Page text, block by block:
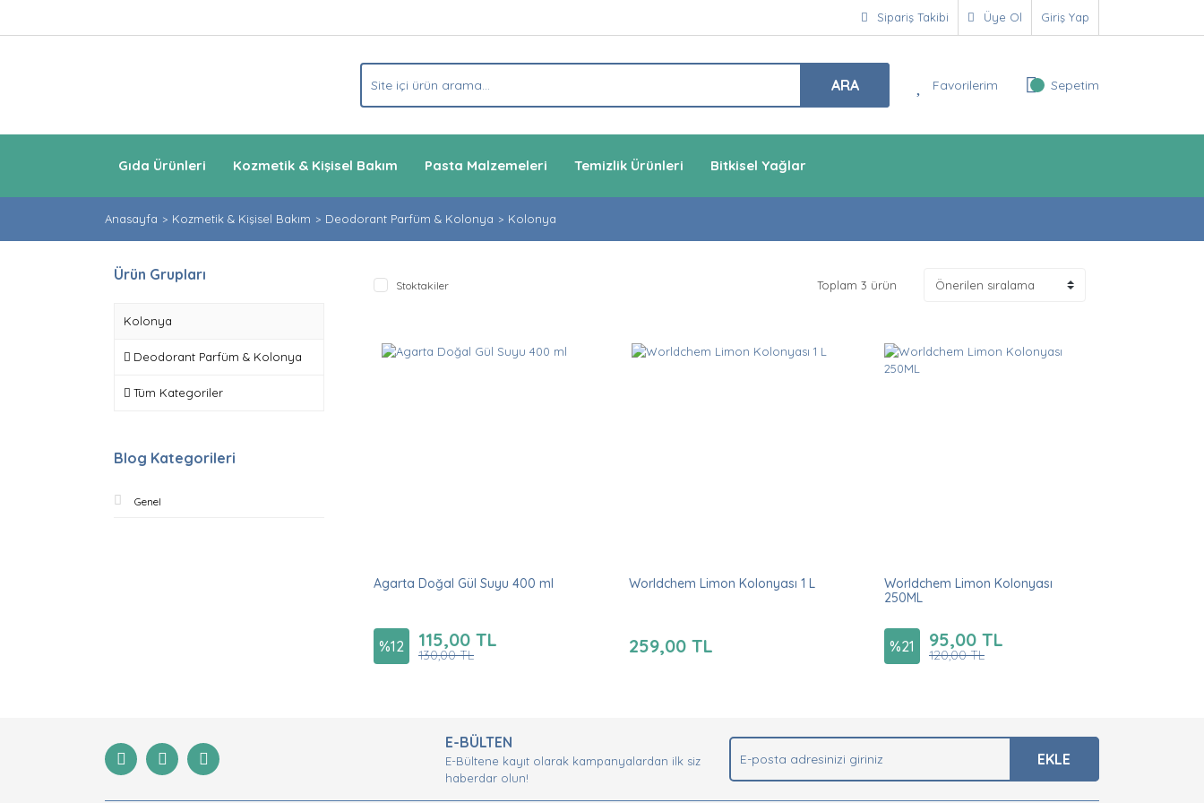
Sipariş Takibi Üye Ol Giriş Yap
ARA Favorilerim Sepetim
Gıda Ürünleri Kozmetik & Kişisel Bakım Pasta Malzemeleri Temizlik Ürünleri Bitkisel Yağlar
Anasayfa Kozmetik & Kişisel Bakım Deodorant Parfüm & Kolonya Kolonya
Ürün Grupları
Kolonya
Deodorant Parfüm & Kolonya
Tüm Kategoriler
Blog Kategorileri
Genel
Stoktakiler Toplam 3 ürün
Agarta Doğal Gül Suyu 400 ml
%12 115,00 TL
130,00 TL
Worldchem Limon Kolonyası 1 L
259,00 TL
Worldchem Limon Kolonyası
250ML
%21 95,00 TL
120,00 TL
E-BÜLTEN
E-Bültene kayıt olarak kampanyalardan ilk siz
haberdar olun!
EKLE